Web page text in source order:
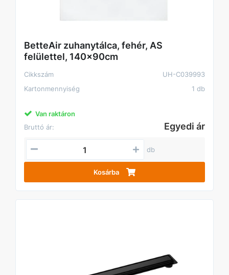
BetteAir zuhanytálca, fehér, AS
felülettel, 140x90cm
Cikkszám
UH-C039993
Kartonmennyiség
1 db
Van raktáron
Bruttó ár:
Egyedi ár
db
Kosárba